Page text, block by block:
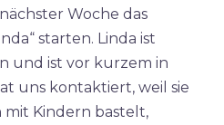
Woche das
starten. Linda ist
und ist vor kurzem in
uns kontaktiert, weil sie
Kindern bastelt,